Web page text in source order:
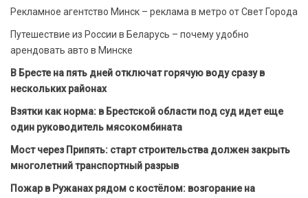
Рекламное агентство Минск – реклама в метро от Свет Города
Путешествие из России в Беларусь – почему удобно
арендовать авто в Минске
В Бресте на пять дней отключат горячую воду сразу в
нескольких районах
Взятки как норма: в Брестской области под суд идет еще
один руководитель мясокомбината
Мост через Припять: старт строительства должен закрыть
многолетний транспортный разрыв
Пожар в Ружанах рядом с костёлом: возгорание на